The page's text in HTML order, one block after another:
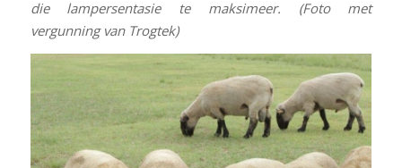
die lampersentasie te maksimeer. (Foto met
vergunning van Trogtek)